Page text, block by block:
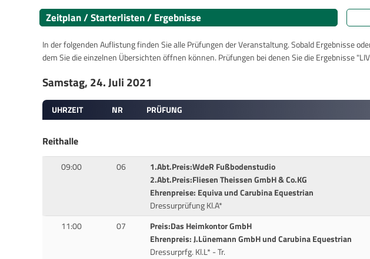
Zeitplan / Starterlisten / Ergebnisse
In der folgenden Auflistung finden Sie alle Prüfungen der Veranstaltung. Sobald Ergebnisse
dem Sie die einzelnen Übersichten öffnen können. Prüfungen bei denen Sie die Ergebnisse
Samstag, 24. Juli 2021
UHRZEIT NR PRÜFUNG
Reithalle
09:00 06
1.Abt.Preis:WdeR Fußbodenstudio
2.Abt.Preis:Fliesen Theissen GmbH & Co.KG
Ehrenpreise: Equiva und Carubina Equestrian
Dressurprüfung Kl.A*
11:00 07
Preis:Das Heimkontor GmbH
Ehrenpreis: J.Lünemann GmbH und Carubina Equestrian
Dressurprfg. Kl.L* - Tr.